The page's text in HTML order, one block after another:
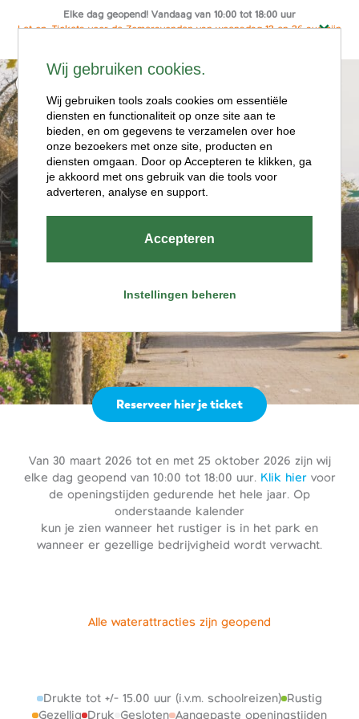
Elke dag geopend! Vandaag van 10:00 tot 18:00 uur
Let op: Tickets voor de Zomeravonden van woensdag 12 en 26 aug zijn
Ga
naar
de
inhoud
Openingstijde
n
Van 30 maart 2026 tot en met 25 oktober 2026 zijn wij
elke dag geopend van 10:00 tot 18:00 uur. Klik hiervoor
de openingstijden gedurende het hele jaar. Op
onderstaande kalender
kun je zien wanneer het rustiger is in het park en
wanneer er gezellige bedrijvigheid wordt verwacht.
Reserveer hier je ticket
Alle waterattracties zijn geopend
Aangepaste openingstijden
Druk
Drukte tot +/- 15.00 uur (i.v.m. schoolreizen)
Gesloten
Gezellig
Rustig
Wij gebruiken cookies.
Wij gebruiken tools zoals cookies om essentiële
diensten en functionaliteit op onze site aan te
bieden, en om gegevens te verzamelen over hoe
onze bezoekers met onze site, producten en
diensten omgaan. Door op Accepteren te klikken, ga
je akkoord met ons gebruik van die tools voor
adverteren, analyse en support.
Accepteren
Instellingen beheren